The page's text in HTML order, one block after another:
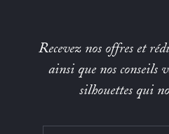
Recevez nos offres et
ainsi que nos conseils
silhouettes qui